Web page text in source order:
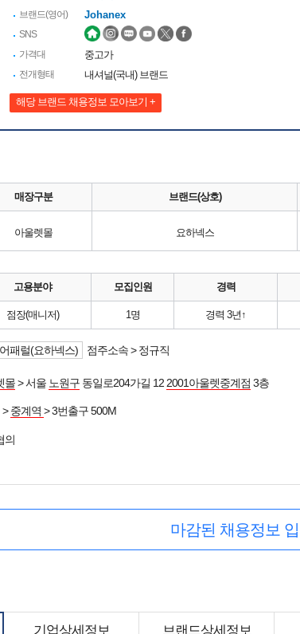
브랜드(영어) Johanex
SNS
가격대
중고가
전개형태 내셔널(국내) 브랜드
해당 브랜드 채용정보 모아보기 +
매장구분 브랜드(상호)
아울렛몰 요하넥스
고용분야 모집인원 경력
점장(매니저) 1명 경력 3년↑
패럴(요하넥스) 점주소속 > 정규직
몰> 서울 노원구 동일로204가길 12 2001아울렛중계점 3층
>중계역 > 3번출구 500M
의
마감된 채용정보
기업상세정보 브랜드상세정보